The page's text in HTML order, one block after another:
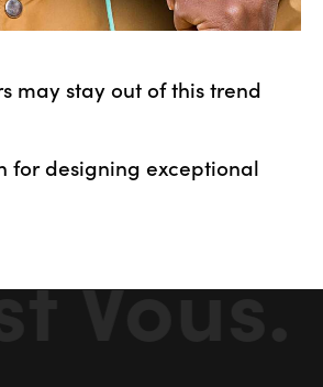
may stay out of this trend
for designing exceptional